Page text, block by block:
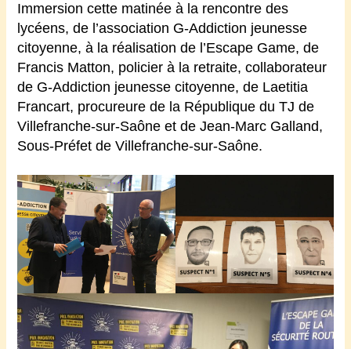
Immersion cette matinée à la rencontre des
lycéens, de l’association G-Addiction jeunesse
citoyenne, à la réalisation de l’Escape Game, de
Francis Matton, policier à la retraite, collaborateur
de G-Addiction jeunesse citoyenne, de Laetitia
Francart, procureure de la République du TJ de
Villefranche-sur-Saône et de Jean-Marc Galland,
Sous-Préfet de Villefranche-sur-Saône.